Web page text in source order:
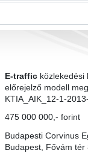
E-traffic közlekedési
előrejelző modell
KTIA_AIK_12-1-
475 000 000,- forint
Budapesti Corvinus
Budapest, Fővám tér